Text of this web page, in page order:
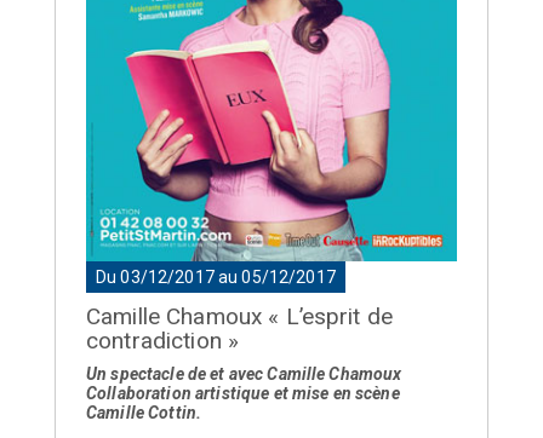
Du 03/12/2017 au 05/12/2017
Camille Chamoux « L’esprit de
contradiction »
Un spectacle de et avec Camille Chamoux
Collaboration artistique et mise en scène
Camille Cottin.